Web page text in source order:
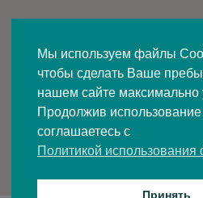
Мы используем файлы
чтобы сделать Ваше
нашем сайте максимально
Продолжив
соглашаетесь с
Политикой
Принять